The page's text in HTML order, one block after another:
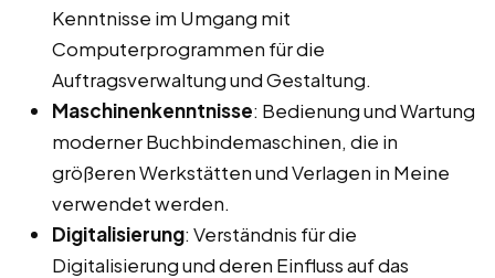
Kenntnisse im Umgang mit
Computerprogrammen für die
Auftragsverwaltung und Gestaltung.
Maschinenkenntnisse: Bedienung und Wartung
moderner Buchbindemaschinen, die in
größeren Werkstätten und Verlagen in Meine
verwendet werden.
Digitalisierung: Verständnis für die
Digitalisierung und deren Einfluss auf das